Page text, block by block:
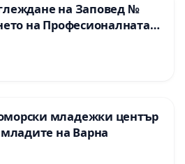
на Заповед №
на Професионалната
технологии в
гимназия по икономика и
младежки център
младите на Варна